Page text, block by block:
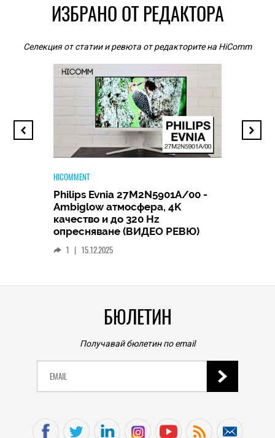
ИЗБРАНО ОТ РЕДАКТОРА
Селекция от статии и ревюта от редакторите на HiComm
HICOMMENT
Philips Evnia 27M2N5901A/00 -
Ambiglow атмосфера, 4K
качество и до 320 Hz
опресняване (ВИДЕО РЕВЮ)
1 15.12.2025
БЮЛЕТИН
Получавай бюлетин по email